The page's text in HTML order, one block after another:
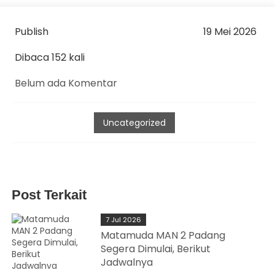
Publish
19 Mei 2026
Dibaca 152 kali
Belum ada Komentar
Uncategorized
Post Terkait
7 Jul 2026
Matamuda MAN 2 Padang
Segera Dimulai, Berikut
Jadwalnya